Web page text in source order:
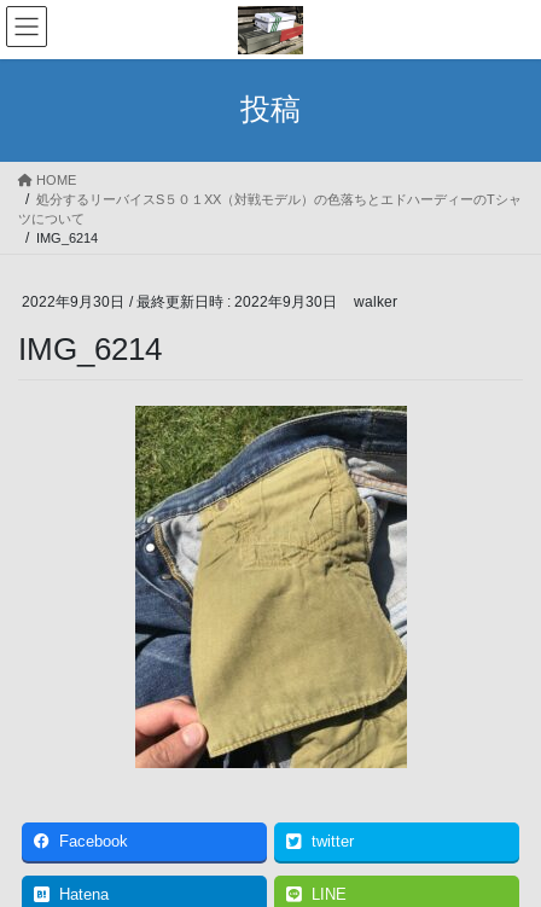
コ
ン
テ
ス
ナ
ビ
ゲ
ン
投稿
HOME
処分するリーバイスS５０１XX（対戦モデル）の色落ちとエドハーディーのTシャ
ツについて
IMG_6214
2022年9月30日 / 最終更新日時 : 2022年9月30日 walker
IMG_6214
Facebook twitter
Hatena LINE